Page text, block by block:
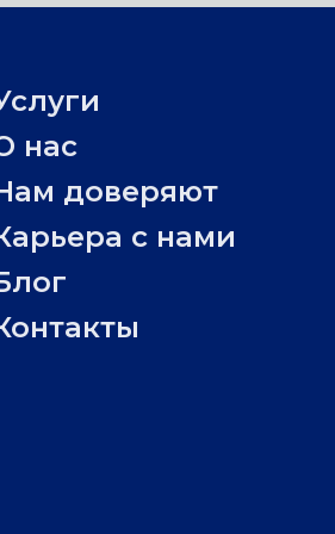
нас
доверяют
с нами